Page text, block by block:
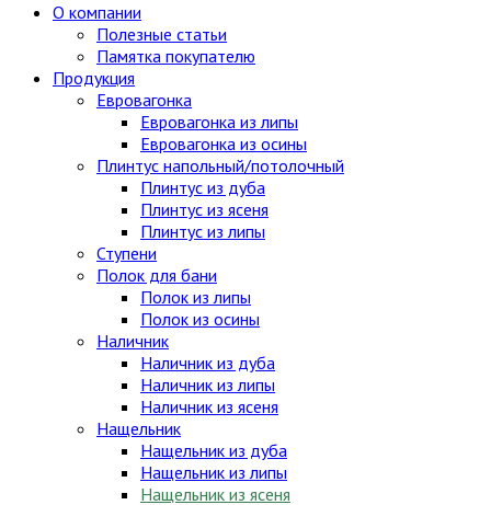
О компании
Полезные статьи
Памятка покупателю
Продукция
Евровагонка
Евровагонка из липы
Евровагонка из осины
Плинтус напольный/потолочный
Плинтус из дуба
Плинтус из ясеня
Плинтус из липы
Ступени
Полок для бани
Полок из липы
Полок из осины
Наличник
Наличник из дуба
Наличник из липы
Наличник из ясеня
Нащельник
Нащельник из дуба
Нащельник из липы
Нащельник из ясеня